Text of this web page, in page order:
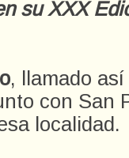
su XXX
, llamado
con San
localidad.